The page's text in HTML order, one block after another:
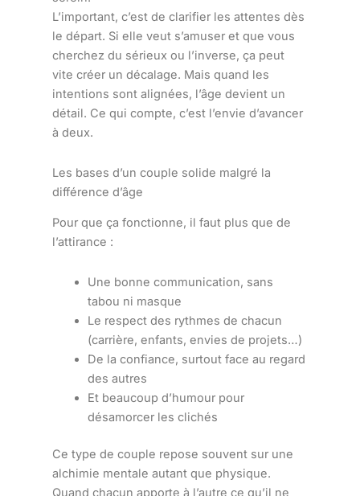
L’important, c’est de clarifier les attentes dès
le départ. Si elle veut s’amuser et que vous
cherchez du sérieux ou l’inverse, ça peut
vite créer un décalage. Mais quand les
intentions sont alignées, l’âge devient un
détail. Ce qui compte, c’est l’envie d’avancer
à deux.
Les bases d’un couple solide malgré la
différence d’âge
Pour que ça fonctionne, il faut plus que de
l’attirance :
Une bonne communication, sans
tabou ni masque
Le respect des rythmes de chacun
(carrière, enfants, envies de projets…)
De la confiance, surtout face au regard
des autres
Et beaucoup d’humour pour
désamorcer les clichés
Ce type de couple repose souvent sur une
alchimie mentale autant que physique.
Quand chacun apporte à l’autre ce qu’il ne